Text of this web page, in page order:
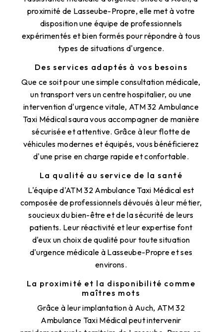
proximité de Lasseube-Propre, elle met à votre
disposition une équipe de professionnels
expérimentés et bien formés pour répondre à tous
types de situations d'urgence.
Des services adaptés à vos besoins
Que ce soit pour une simple consultation médicale,
un transport vers un centre hospitalier, ou une
intervention d'urgence vitale, ATM 32 Ambulance
Taxi Médical saura vous accompagner de manière
sécurisée et attentive. Grâce à leur flotte de
véhicules modernes et équipés, vous bénéficierez
d'une prise en charge rapide et confortable.
La qualité au service de la santé
L'équipe d'ATM 32 Ambulance Taxi Médical est
composée de professionnels dévoués à leur métier,
soucieux du bien-être et de la sécurité de leurs
patients. Leur réactivité et leur expertise font
d'eux un choix de qualité pour toute situation
d'urgence médicale à Lasseube-Propre et ses
environs.
La proximité et la disponibilité comme
maîtres mots
Grâce à leur implantation à Auch, ATM 32
Ambulance Taxi Médical peut intervenir